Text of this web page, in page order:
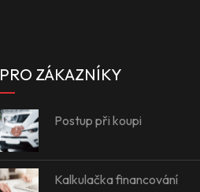
PRO ZÁKAZNÍKY
Postup při koupi
Kalkulačka financování